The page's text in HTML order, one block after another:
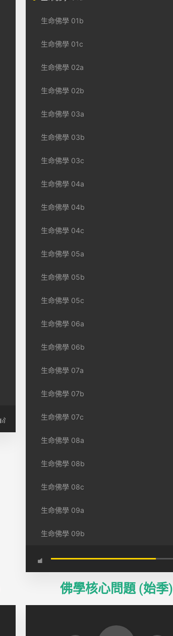
生命佛學 01b
生命佛學 01c
生命佛學 02a
生命佛學 02b
生命佛學 03a
生命佛學 03b
生命佛學 03c
生命佛學 04a
生命佛學 04b
生命佛學 04c
生命佛學 05a
生命佛學 05b
生命佛學 05c
生命佛學 06a
生命佛學 06b
生命佛學 07a
生命佛學 07b
生命佛學 07c
生命佛學 08a
生命佛學 08b
生命佛學 08c
生命佛學 09a
生命佛學 09b
佛學核心問題 (始季)